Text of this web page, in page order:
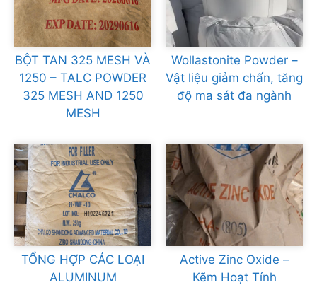
BỘT TAN 325 MESH VÀ
1250 – TALC POWDER
325 MESH AND 1250
MESH
Wollastonite Powder –
Vật liệu giảm chấn, tăng
độ ma sát đa ngành
TỔNG HỢP CÁC LOẠI
ALUMINUM
Active Zinc Oxide –
Kẽm Hoạt Tính